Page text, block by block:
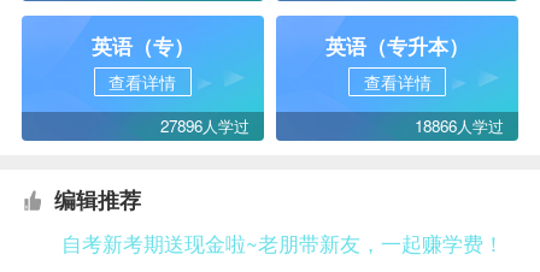
英语（专）
查看详情
27896人学过
英语（专升本）
查看详情
18866人学过
编辑推荐
自考新考期送现金啦~老朋带新友，一起赚学费！